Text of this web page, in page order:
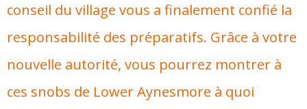
conseil du village vous a finalement confié la
responsabilité des préparatifs. Grâce à votre
nouvelle autorité, vous pourrez montrer à
ces snobs de Lower Aynesmore à quoi